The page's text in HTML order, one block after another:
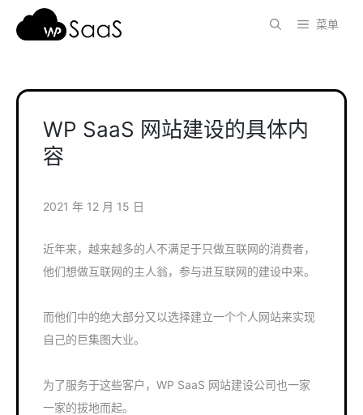
菜单
WP SaaS 网站建设的具体内
容
2021 年 12 月 15 日
近年来，越来越多的人不满足于只做互联网的消费者，
他们想做互联网的主人翁，参与进互联网的建设中来。
而他们中的绝大部分又以选择建立一个个人网站来实现
自己的巨集图大业。
为了服务于这些客户，WP SaaS 网站建设公司也一家
一家的拔地而起。